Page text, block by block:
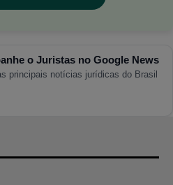
o Juristas no Google News
principais notícias jurídicas do Brasil